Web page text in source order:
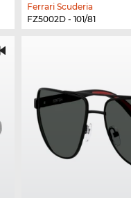
Ferrari Scuderia
FZ5002D - 101/81